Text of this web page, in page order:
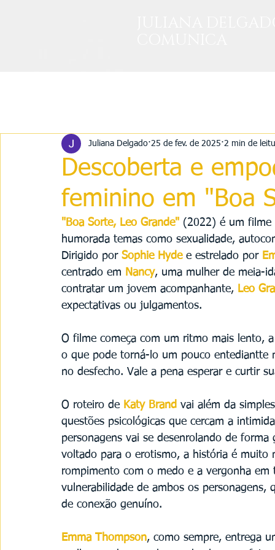
Descoberta e
feminino em "Boa
Juliana Delgado 25 de fev. de 2025 2 min de
"Boa Sorte, Leo Grande" (2022) é um filme
humorada temas como sexualidade,
Dirigido por Sophie Hyde e estrelado por
centrado em Nancy, uma mulher de meia-
contratar um jovem acompanhante, Leo
expectativas ou julgamentos.
O filme começa com um ritmo mais lento,
o que pode torná-lo um pouco entediantte
no desfecho. Vale a pena esperar e curtir
O roteiro de Katy Brand vai além da
questões psicológicas que cercam a
personagens vai se desenrolando de
voltado para o erotismo, a história é muito
rompimento com o medo e a vergonha
vulnerabilidade de ambos os
de conexão genuíno.
Emma Thompson, como sempre, entrega